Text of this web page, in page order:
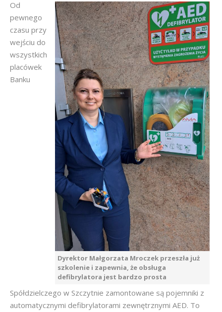
Dyrektor Małgorzata Mroczek przeszła już
szkolenie i zapewnia, że obsługa
defibrylatora jest bardzo prosta
Od
pewnego
czasu przy
wejściu do
wszystkich
placówek
Banku
Spółdzielczego w Szczytnie zamontowane są pojemniki z
automatycznymi defibrylatorami zewnętrznymi AED. To